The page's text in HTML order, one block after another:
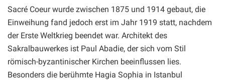
Sacré Coeur wurde zwischen 1875 und 1914 gebaut, die
Einweihung fand jedoch erst im Jahr 1919 statt, nachdem
der Erste Weltkrieg beendet war. Architekt des
Sakralbauwerkes ist Paul Abadie, der sich vom Stil
römisch-byzantinischer Kirchen beeinflussen lies.
Besonders die berühmte Hagia Sophia in Istanbul